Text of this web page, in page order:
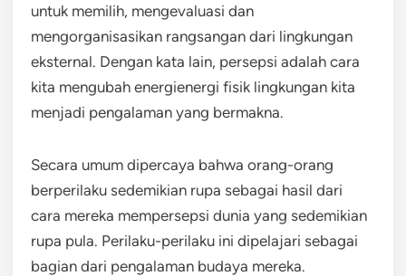
untuk memilih, mengevaluasi dan
mengorganisasikan rangsangan dari lingkungan
eksternal. Dengan kata lain, persepsi adalah cara
kita mengubah energienergi fisik lingkungan kita
menjadi pengalaman yang bermakna.
Secara umum dipercaya bahwa orang-orang
berperilaku sedemikian rupa sebagai hasil dari
cara mereka mempersepsi dunia yang sedemikian
rupa pula. Perilaku-perilaku ini dipelajari sebagai
bagian dari pengalaman budaya mereka.